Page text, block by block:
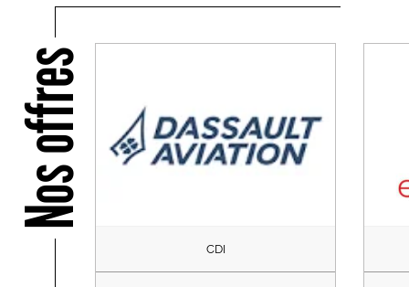
Nos offres
CDI